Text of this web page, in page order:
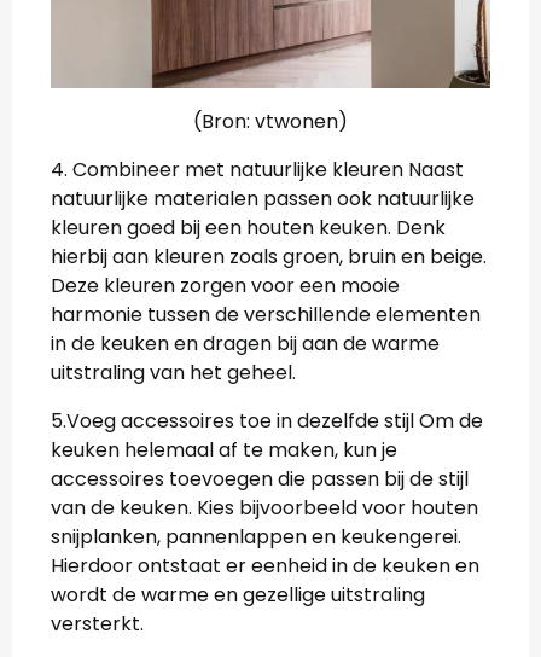
(Bron: vtwonen)
4. Combineer met natuurlijke kleuren Naast
natuurlijke materialen passen ook natuurlijke
kleuren goed bij een houten keuken. Denk
hierbij aan kleuren zoals groen, bruin en beige.
Deze kleuren zorgen voor een mooie
harmonie tussen de verschillende elementen
in de keuken en dragen bij aan de warme
uitstraling van het geheel.
5.Voeg accessoires toe in dezelfde stijl Om de
keuken helemaal af te maken, kun je
accessoires toevoegen die passen bij de stijl
van de keuken. Kies bijvoorbeeld voor houten
snijplanken, pannenlappen en keukengerei.
Hierdoor ontstaat er eenheid in de keuken en
wordt de warme en gezellige uitstraling
versterkt.